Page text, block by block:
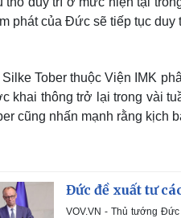
phát của Đức sẽ tiếp tục
Tober thuộc Viện IMK
khai thông trở lại trong vài
cũng nhấn mạnh rằng kịch
Đức đề xuất tư
VOV.VN - Thủ tướng